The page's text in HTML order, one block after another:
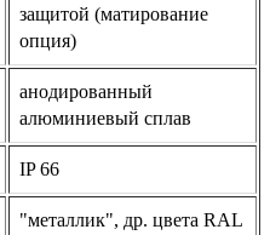
защитой (матирование
опция)
анодированный
алюминиевый сплав
IP 66
"металлик", др. цвета RAL